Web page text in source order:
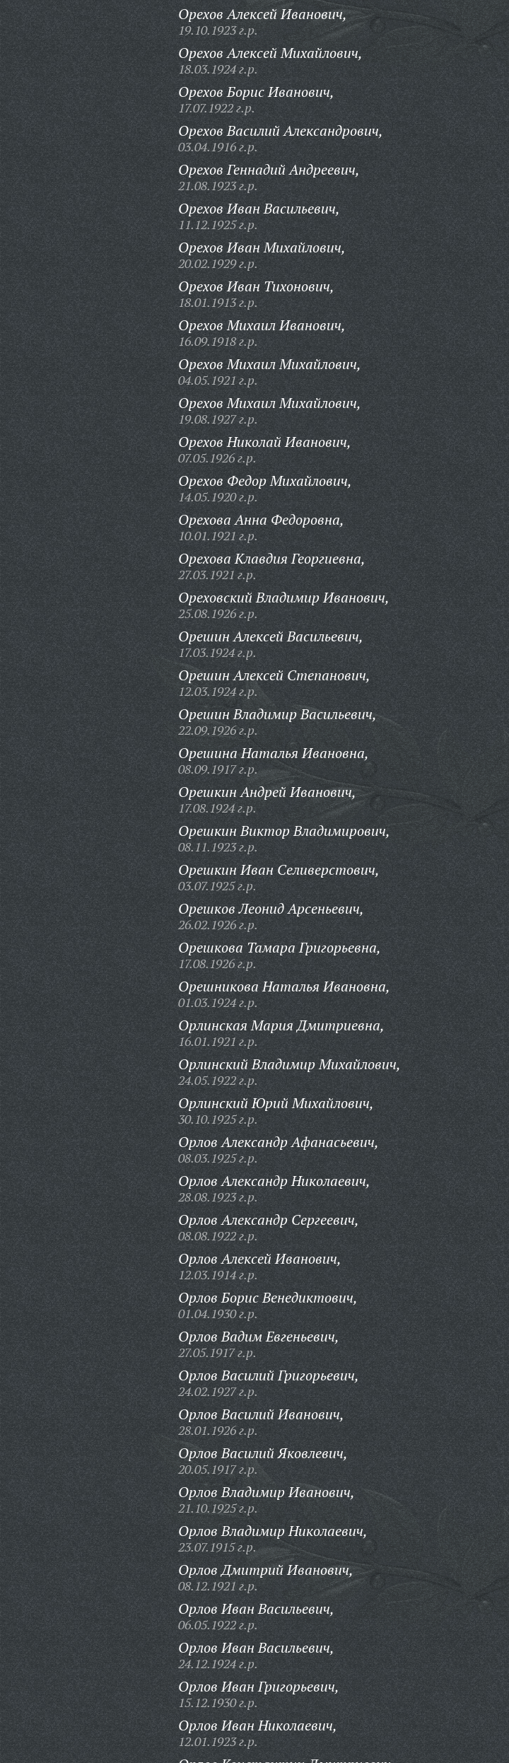
Орехов Алексей Иванович,
19.10.1923 г.р.
Орехов Алексей Михайлович,
18.03.1924 г.р.
Орехов Борис Иванович,
17.07.1922 г.р.
Орехов Василий Александрович,
03.04.1916 г.р.
Орехов Геннадий Андреевич,
21.08.1923 г.р.
Орехов Иван Васильевич,
11.12.1925 г.р.
Орехов Иван Михайлович,
20.02.1929 г.р.
Орехов Иван Тихонович,
18.01.1913 г.р.
Орехов Михаил Иванович,
16.09.1918 г.р.
Орехов Михаил Михайлович,
04.05.1921 г.р.
Орехов Михаил Михайлович,
19.08.1927 г.р.
Орехов Николай Иванович,
07.05.1926 г.р.
Орехов Федор Михайлович,
14.05.1920 г.р.
Орехова Анна Федоровна,
10.01.1921 г.р.
Орехова Клавдия Георгиевна,
27.03.1921 г.р.
Ореховский Владимир Иванович,
25.08.1926 г.р.
Орешин Алексей Васильевич,
17.03.1924 г.р.
Орешин Алексей Степанович,
12.03.1924 г.р.
Орешин Владимир Васильевич,
22.09.1926 г.р.
Орешина Наталья Ивановна,
08.09.1917 г.р.
Орешкин Андрей Иванович,
17.08.1924 г.р.
Орешкин Виктор Владимирович,
08.11.1923 г.р.
Орешкин Иван Селиверстович,
03.07.1925 г.р.
Орешков Леонид Арсеньевич,
26.02.1926 г.р.
Орешкова Тамара Григорьевна,
17.08.1926 г.р.
Орешникова Наталья Ивановна,
01.03.1924 г.р.
Орлинская Мария Дмитриевна,
16.01.1921 г.р.
Орлинский Владимир Михайлович,
24.05.1922 г.р.
Орлинский Юрий Михайлович,
30.10.1925 г.р.
Орлов Александр Афанасьевич,
08.03.1925 г.р.
Орлов Александр Николаевич,
28.08.1923 г.р.
Орлов Александр Сергеевич,
08.08.1922 г.р.
Орлов Алексей Иванович,
12.03.1914 г.р.
Орлов Борис Венедиктович,
01.04.1930 г.р.
Орлов Вадим Евгеньевич,
27.05.1917 г.р.
Орлов Василий Григорьевич,
24.02.1927 г.р.
Орлов Василий Иванович,
28.01.1926 г.р.
Орлов Василий Яковлевич,
20.05.1917 г.р.
Орлов Владимир Иванович,
21.10.1925 г.р.
Орлов Владимир Николаевич,
23.07.1915 г.р.
Орлов Дмитрий Иванович,
08.12.1921 г.р.
Орлов Иван Васильевич,
06.05.1922 г.р.
Орлов Иван Васильевич,
24.12.1924 г.р.
Орлов Иван Григорьевич,
15.12.1930 г.р.
Орлов Иван Николаевич,
12.01.1923 г.р.